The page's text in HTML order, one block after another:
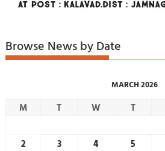
Browse News by Date
MARCH 2026
M T W T
2
3 4 5